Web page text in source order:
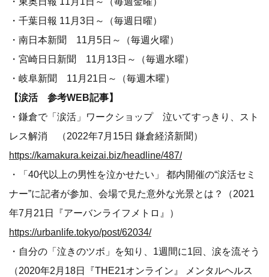
・千葉日報 11月3日～（毎週日曜）
・南日本新聞 11月5日～（毎週火曜）
・宮崎日日新聞 11月13日～（毎週水曜）
・岐阜新聞 11月21日～（毎週木曜）
【涙活 参考WEB記事】
・鎌倉で「涙活」ワークショップ 泣いてすっきり、スト
レス解消 （2022年7月15日 鎌倉経済新聞）
https://kamakura.keizai.biz/headline/487/
・「40代以上の男性を泣かせたい」 都内開催の“涙活セミ
ナー”に記者が参加、会場で見た意外な光景とは？（2021
年7月21日『アーバンライフメトロ』）
https://urbanlife.tokyo/post/62034/
・自分の「泣きのツボ」を知り、1週間に1回、涙を流そう
（2020年2月18日『THE21オンライン』 メンタルヘルス